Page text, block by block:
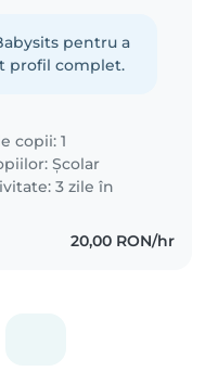
pentru a
profil complet.
copii: 1
Școlar
3 zile în
20,00 RON/hr